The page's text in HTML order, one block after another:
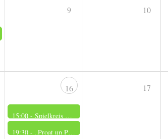
9 10
16
15:00 -Spielkreis der Männer
19:30 - „Proat up Platt“
17